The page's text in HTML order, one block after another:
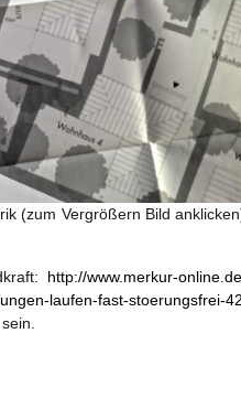
(zum Vergrößern Bild
http://www.merkur-
laufen-fast-stoerungsfrei-